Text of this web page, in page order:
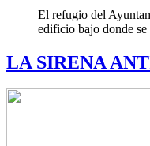
El refugio del
edificio bajo donde se
LA SIRENA